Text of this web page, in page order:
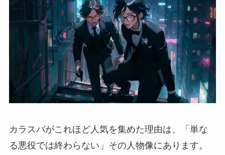
カラスバがこれほど人気を集めた理由は、「単な
る悪役では終わらない」その人物像にあります。